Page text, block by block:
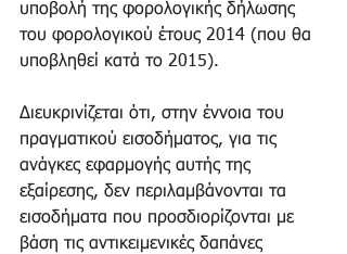
υποβολή της φορολογικής δήλωσης
του φορολογικού έτους 2014 (που θα
υποβληθεί κατά το 2015).
Διευκρινίζεται ότι, στην έννοια του
πραγματικού εισοδήματος, για τις
ανάγκες εφαρμογής αυτής της
εξαίρεσης, δεν περιλαμβάνονται τα
εισοδήματα που προσδιορίζονται με
βάση τις αντικειμενικές δαπάνες